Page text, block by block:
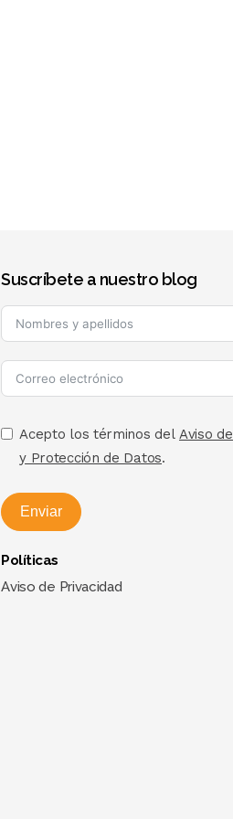
Suscríbete a nuestro blog
Acepto los términos delAviso
y Protección de Datos.
Enviar
A
l
Políticas
Aviso de Privacidad